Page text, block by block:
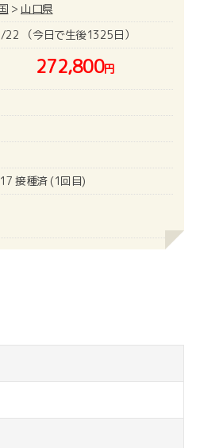
> 山口県
（今日で生後1325日）
272,800円
接種済 (1回目)